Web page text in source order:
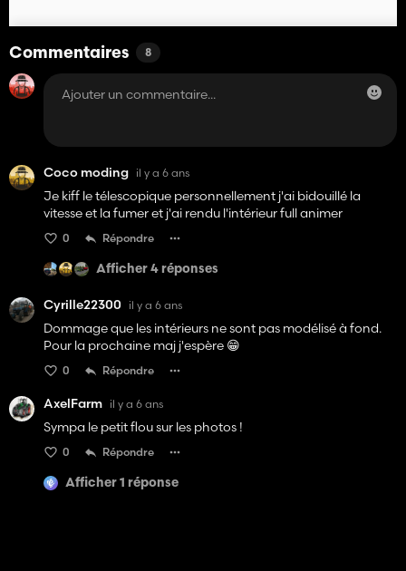
Commentaires 8
Coco moding il y a 6 ans
Je kiff le télescopique personnellement j'ai bidouillé la
vitesse et la fumer et j'ai rendu l'intérieur full animer
0 Répondre
Afficher 4 réponses
Cyrille22300 il y a 6 ans
Dommage que les intérieurs ne sont pas modélisé à fond.
Pour la prochaine maj j'espère 😁
0 Répondre
AxelFarm il y a 6 ans
Sympa le petit flou sur les photos !
0 Répondre
Afficher 1 réponse